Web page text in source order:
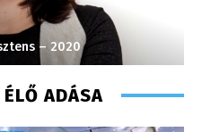
– 2020
ADÁSA